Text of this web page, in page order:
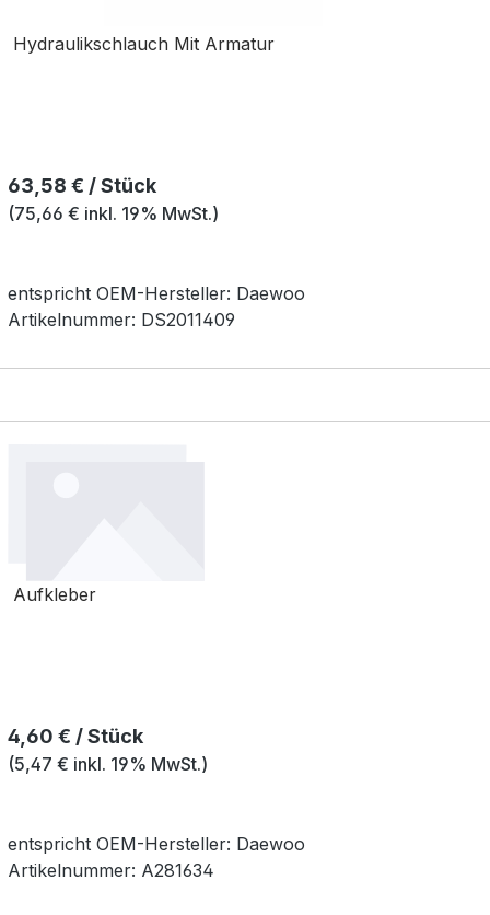
Hydraulikschlauch Mit Armatur
Regulärer Preis:
63,58 € / Stück
(75,66 € inkl. 19% MwSt.)
entspricht OEM-Hersteller: Daewoo
Artikelnummer: DS2011409
Aufkleber
Regulärer Preis:
4,60 € / Stück
(5,47 € inkl. 19% MwSt.)
entspricht OEM-Hersteller: Daewoo
Artikelnummer: A281634